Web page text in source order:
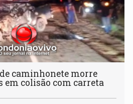
caminhonete morre
em colisão com carreta